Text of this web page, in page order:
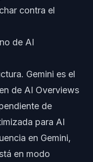
contra el
de AI
Gemini es el
de AI Overviews
de
para AI
en Gemini,
en modo